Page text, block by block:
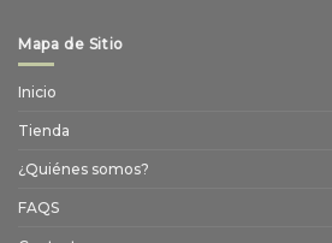
Mapa de Sitio
Inicio
Tienda
¿Quiénes somos?
FAQS